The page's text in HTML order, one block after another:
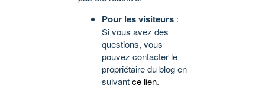
Pour les visiteurs :
Si vous avez des
questions, vous
pouvez contacter le
propriétaire du blog en
suivantce lien.